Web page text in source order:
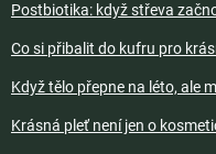
Postbiotika: když střeva
Co si přibalit do kufru pro
Když tělo přepne na léto, ale
Krásná pleť není jen o